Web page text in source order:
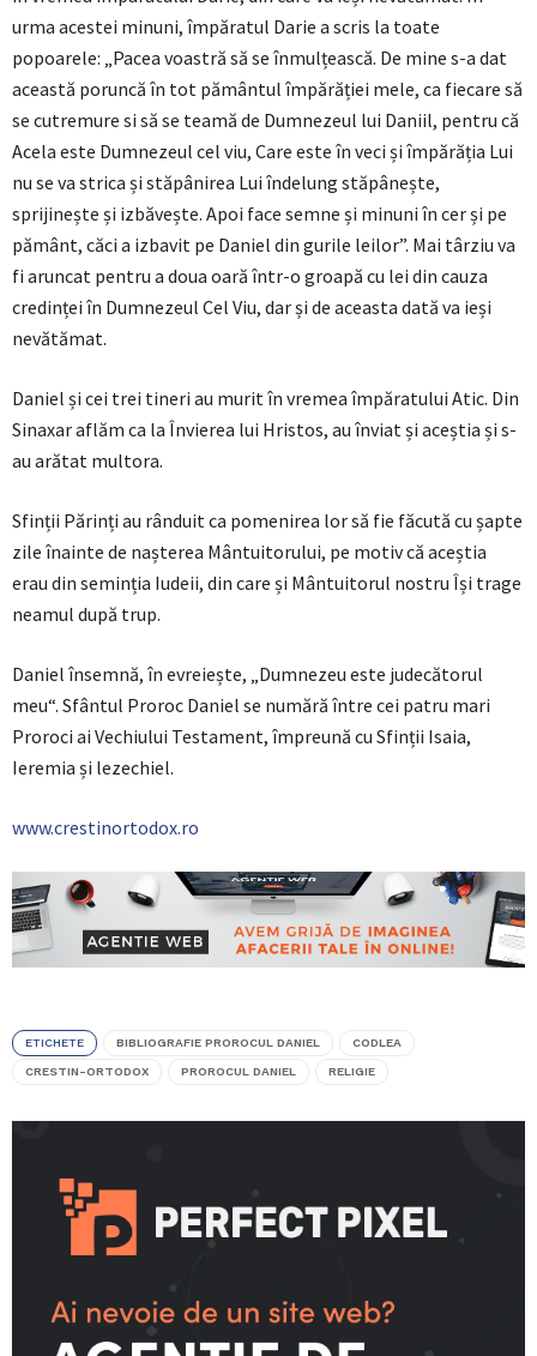
urma acestei minuni, împăratul Darie a scris la toate
popoarele: „Pacea voastră să se înmulțească. De mine s-a dat
această poruncă în tot pământul împărăției mele, ca fiecare să
se cutremure si să se teamă de Dumnezeul lui Daniil, pentru că
Acela este Dumnezeul cel viu, Care este în veci și împărăția Lui
nu se va strica și stăpânirea Lui îndelung stăpânește,
sprijinește și izbăvește. Apoi face semne și minuni în cer și pe
pământ, căci a izbavit pe Daniel din gurile leilor”. Mai târziu va
fi aruncat pentru a doua oară într-o groapă cu lei din cauza
credinței în Dumnezeul Cel Viu, dar și de aceasta dată va ieși
nevătămat.
Daniel și cei trei tineri au murit în vremea împăratului Atic. Din
Sinaxar aflăm ca la Învierea lui Hristos, au înviat și aceștia și s-
au arătat multora.
Sfinții Părinți au rânduit ca pomenirea lor să fie făcută cu șapte
zile înainte de nașterea Mântuitorului, pe motiv că aceștia
erau din seminția Iudeii, din care și Mântuitorul nostru Își trage
neamul după trup.
Daniel însemnă, în evreiește, „Dumnezeu este judecătorul
meu“. Sfântul Proroc Daniel se numără între cei patru mari
Proroci ai Vechiului Testament, împreună cu Sfinții Isaia,
Ieremia și lezechiel.
www.crestinortodox.ro
ETICHETE BIBLIOGRAFIE PROROCUL DANIEL CODLEA
CRESTIN-ORTODOX PROROCUL DANIEL RELIGIE